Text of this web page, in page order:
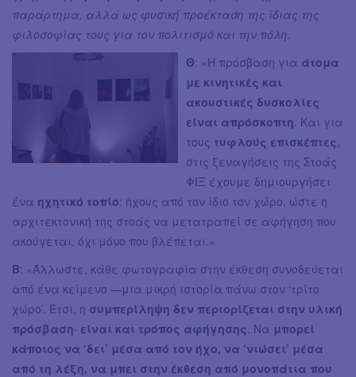
παράρτημα, αλλά ως φυσική προέκταση της ίδιας της
φιλοσοφίας τους για τον πολιτισμό και την πόλη.
Θ: «Η πρόσβαση για άτομα
με κινητικές και
ακουστικές δυσκολίες
είναι απρόσκοπτη . Και για
τους τυφλούς επισκέπτες
στις ξεναγήσεις της Στοάς
ΦΙΞ έχουμε δημιουργήσει
ένα ηχητικό τοπίο: ήχους από τον ίδιο τον χώρο, ώστε η
αρχιτεκτονική της στοάς να μετατραπεί σε αφήγηση που
ακούγεται, όχι μόνο που βλέπεται.»
Β: «Άλλωστε, κάθε φωτογραφία στην έκθεση συνοδεύεται
από ένα κείμενο —μια μικρή ιστορία πάνω στον ‘τρίτο
χώρο’. Έτσι, η συμπερίληψη δεν περιορίζεται στην υλική
πρόσβαση· είναι και τρόπος αφήγησης . Να μπορεί
κάποιος να ‘δει’ μέσα από τον ήχο, να ‘νιώσει’ μέσα
από τη λέξη, να μπει στην έκθεση από μονοπάτια που